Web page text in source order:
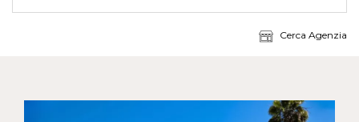
Cerca Agenzia